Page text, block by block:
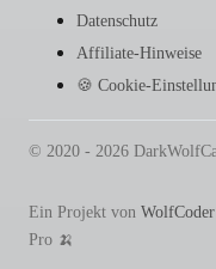
Datenschutz
Affiliate-Hinweise
🍪 Cookie-
© 2020 - 2026
Ein Projekt von WolfCoder
Pro 🍌